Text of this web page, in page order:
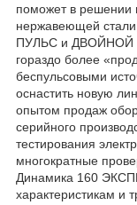
поможет в решении
нержавеющей
ПУЛЬС и ДВОЙНОЙ
гораздо более
беспульсовыми
оснастить новую
опытом продаж
серийного
тестирования
многократные
Динамика 160
характеристикам и